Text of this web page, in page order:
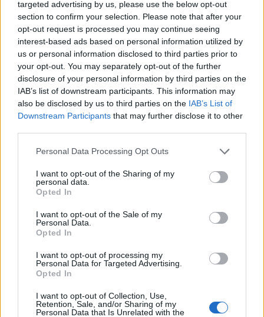
targeted advertising by us, please use the below opt-out
section to confirm your selection. Please note that after your
opt-out request is processed you may continue seeing
interest-based ads based on personal information utilized by
us or personal information disclosed to third parties prior to
your opt-out. You may separately opt-out of the further
disclosure of your personal information by third parties on the
IAB’s list of downstream participants. This information may
also be disclosed by us to third parties on the IAB’s List of
Downstream Participants that may further disclose it to other
Personal Data Processing Opt Outs
I want to opt-out of the Sharing of my
personal data.
Opted In
I want to opt-out of the Sale of my
Personal Data.
Opted In
I want to opt-out of processing my
Personal Data for Targeted Advertising.
Opted In
I want to opt-out of Collection, Use,
Retention, Sale, and/or Sharing of my
Personal Data that Is Unrelated with the